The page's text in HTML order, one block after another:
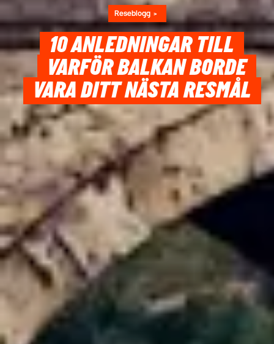
Reseblogg
10 ANLEDNINGAR TILL
VARFÖR BALKAN BORDE
VARA DITT NÄSTA RESMÅL